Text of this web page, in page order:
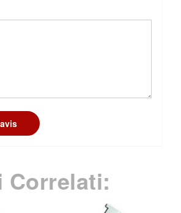
Correlati: